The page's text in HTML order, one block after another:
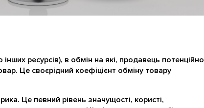
ресурсів), в обмін на які, продавець потенційно
Це своєрідний коефіцієнт обміну товару
Це певний рівень значущості, користі,